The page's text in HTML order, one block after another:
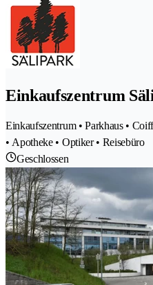
Einkaufszentrum
Einkaufszentrum • Parkhaus •
• Apotheke • Optiker • Reisebüro
Geschlossen